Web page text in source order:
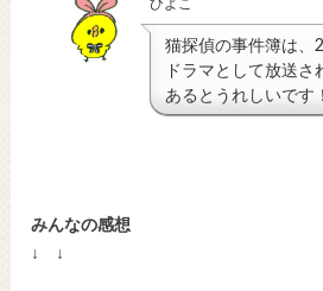
猫探偵の事件簿は、
ドラマとして放送
あるとうれしいです
みんなの感想
↓ ↓